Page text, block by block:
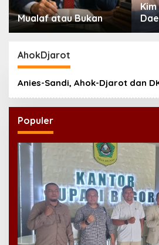
Mualaf atau Bukan
Kim
AhokDjarot
Anies-Sandi, Ahok-Djarot dan
Populer